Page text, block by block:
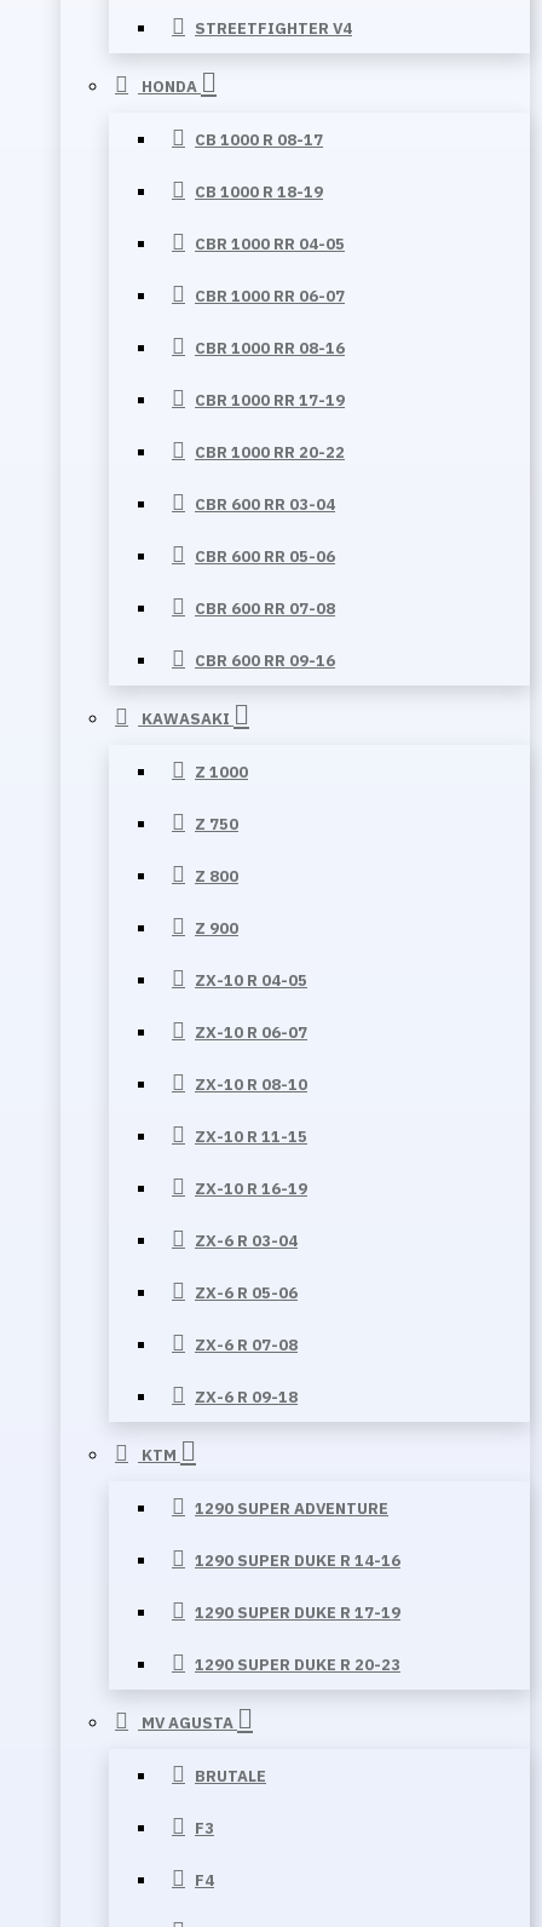
STREETFIGHTER V4
HONDA
CB 1000 R 08-17
CB 1000 R 18-19
CBR 1000 RR 04-05
CBR 1000 RR 06-07
CBR 1000 RR 08-16
CBR 1000 RR 17-19
CBR 1000 RR 20-22
CBR 600 RR 03-04
CBR 600 RR 05-06
CBR 600 RR 07-08
CBR 600 RR 09-16
KAWASAKI
Z 1000
Z 750
Z 800
Z 900
ZX-10 R 04-05
ZX-10 R 06-07
ZX-10 R 08-10
ZX-10 R 11-15
ZX-10 R 16-19
ZX-6 R 03-04
ZX-6 R 05-06
ZX-6 R 07-08
ZX-6 R 09-18
KTM
1290 SUPER ADVENTURE
1290 SUPER DUKE R 14-16
1290 SUPER DUKE R 17-19
1290 SUPER DUKE R 20-23
MV AGUSTA
BRUTALE
F3
F4